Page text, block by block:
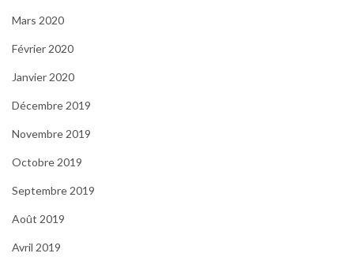
Mars 2020
Février 2020
Janvier 2020
Décembre 2019
Novembre 2019
Octobre 2019
Septembre 2019
Août 2019
Avril 2019